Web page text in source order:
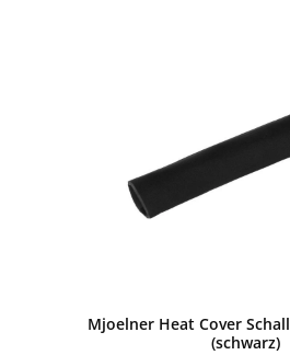
Mjoelner Heat Cover
(schwarz)